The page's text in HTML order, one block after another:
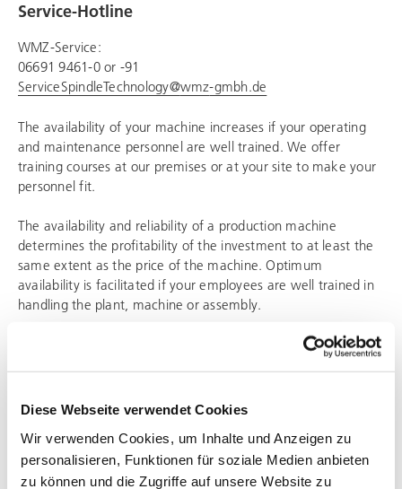
Diese Webseite verwendet Cookies
Wir verwenden Cookies, um Inhalte und Anzeigen zu
personalisieren, Funktionen für soziale Medien anbieten
zu können und die Zugriffe auf unsere Website zu
The availability of your machine increases if your operating
and maintenance personnel are well trained. We offer
training courses at our premises or at your site to make your
personnel fit.
The availability and reliability of a production machine
determines the profitability of the investment to at least the
same extent as the price of the machine. Optimum
availability is facilitated if your employees are well trained in
handling the plant, machine or assembly.
We therefore offer expert training and further education of
the specialized personnel by means of training courses
Operator training
Programming training
Service-Hotline
WMZ-Service:
06691 9461-0 or -91
ServiceSpindleTechnology@wmz-gmbh.de